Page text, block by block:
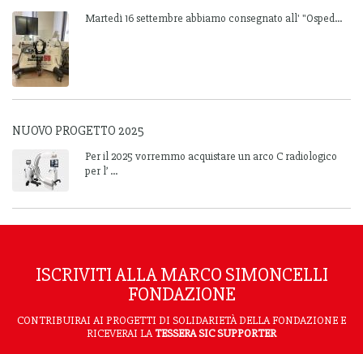
Martedì 16 settembre abbiamo consegnato all' "Osped...
NUOVO PROGETTO 2025
Per il 2025 vorremmo acquistare un arco C radiologico
per l’ ...
ISCRIVITI ALLA MARCO SIMONCELLI
FONDAZIONE
CONTRIBUIRAI AI PROGETTI DI SOLIDARIETÀ DELLA FONDAZIONE E
RICEVERAI LATESSERA SIC SUPPORTER